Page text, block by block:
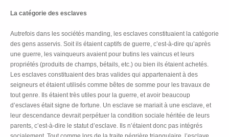
La catégorie des esclaves
Autrefois dans les sociétés manding, les esclaves constituaient la catégorie
des gens asservis. Soit ils étaient captifs de guerre, c’est-à-dire qu’après
une guerre, les vainqueurs avaient pour butins les vaincus et leurs
propriétés (produits de champs, bétails, etc.) ou bien ils étaient achetés.
Les esclaves constituaient des bras valides qui appartenaient à des
seigneurs et étaient utilisés comme bêtes de somme pour les travaux de
tout genre. Ils étaient très utiles pour la guerre, et avoir beaucoup
d’esclaves était signe de fortune. Un esclave se mariait à une esclave, et
leur descendance devrait perpétuer la condition sociale héritée de leurs
parents, c’est-à-dire le statut d’esclave. Ils n’étaient donc pas intégrés